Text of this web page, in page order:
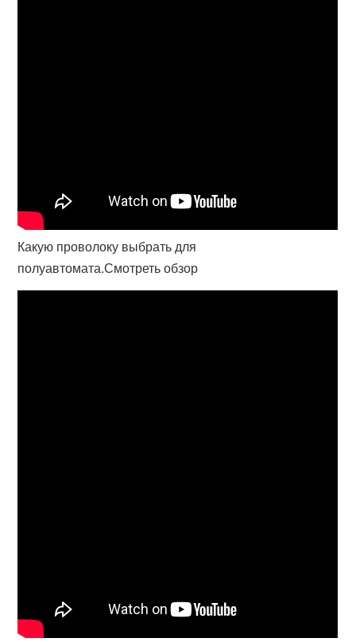
Какую проволоку выбрать для
полуавтомата.Смотреть обзор